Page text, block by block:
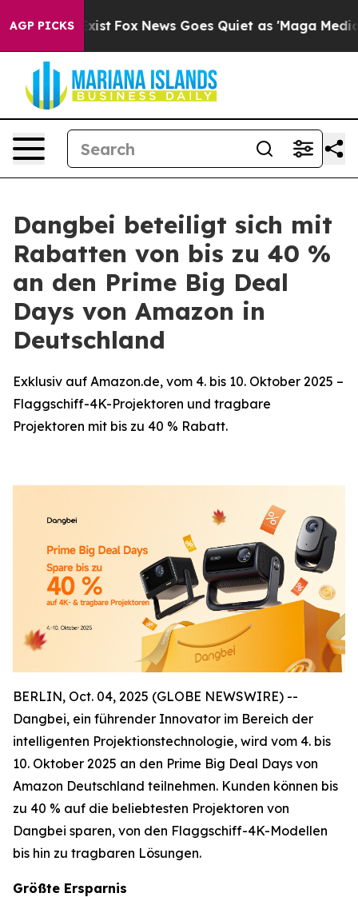
AGP PICKS
They Exist Fox News Goes Quiet as 'Maga Media
Dangbei beteiligt sich mit
Rabatten von bis zu 40 %
an den Prime Big Deal
Days von Amazon in
Deutschland
Exklusiv auf Amazon.de, vom 4. bis 10. Oktober 2025 –
Flaggschiff-4K-Projektoren und tragbare
Projektoren mit bis zu 40 % Rabatt.
BERLIN, Oct. 04, 2025 (GLOBE NEWSWIRE) --
Dangbei, ein führender Innovator im Bereich der
intelligenten Projektionstechnologie, wird vom 4. bis
10. Oktober 2025 an den Prime Big Deal Days von
Amazon Deutschland teilnehmen. Kunden können bis
zu 40 % auf die beliebtesten Projektoren von
Dangbei sparen, von den Flaggschiff-4K-Modellen
bis hin zu tragbaren Lösungen.
Größte Ersparnis